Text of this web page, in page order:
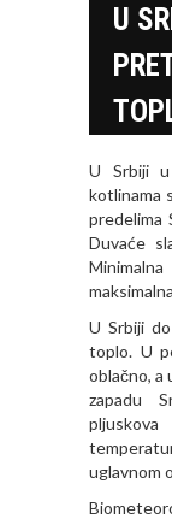
U
U Srbiji
kotlinama
predelima
Duvaće
U Srbiji
toplo. U
oblačno, a
zapadu
uglavnom